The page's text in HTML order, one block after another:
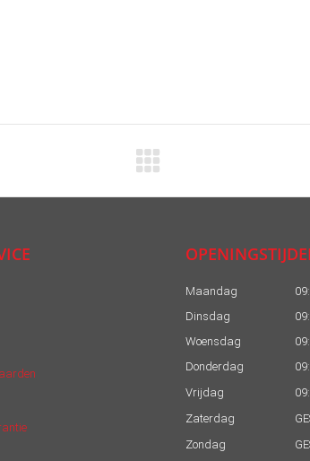
Maandag
Dinsdag
Woensdag
Donderdag
Vrijdag
Zaterdag
Zondag